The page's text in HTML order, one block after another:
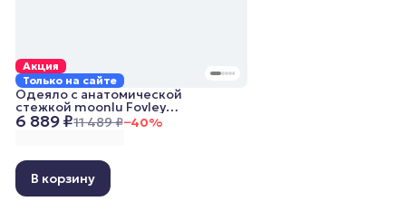
Акция
Только на сайте
6 889 ₽11 489 ₽−40%
Одеяло с анатомической
стежкой moonlu Fovley
Lightweight, 200x220 см,
облегченное
В корзину